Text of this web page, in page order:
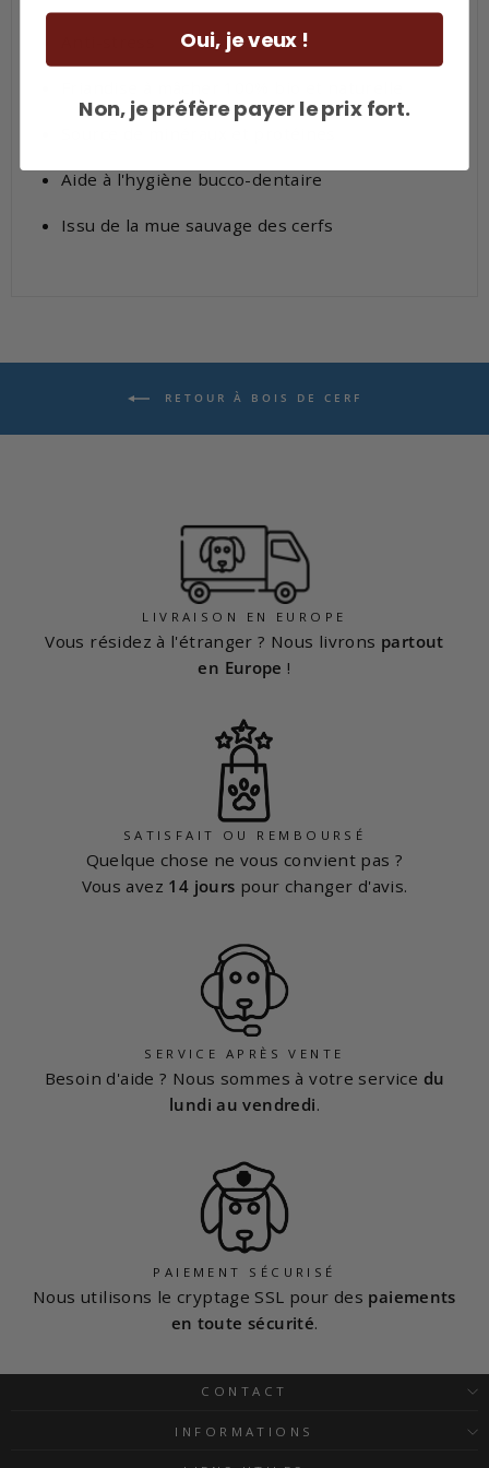
Aide à l'hygiène bucco-dentaire
Issu de la mue sauvage des cerfs
RETOUR À BOIS DE CERF
LIVRAISON EN EUROPE
Vous résidez à l'étranger ? Nous livrons partout
en Europe !
SATISFAIT OU REMBOURSÉ
Quelque chose ne vous convient pas ?
Vous avez 14 jours pour changer d'avis.
SERVICE APRÈS VENTE
Besoin d'aide ? Nous sommes à votre service du
lundi au vendredi.
PAIEMENT SÉCURISÉ
Nous utilisons le cryptage SSL pour des paiements
en toute sécurité.
CONTACT
INFORMATIONS
Oui, je veux !
Non, je préfère payer le prix fort.